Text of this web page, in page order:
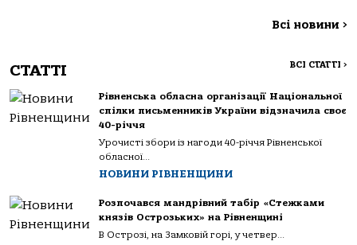
Всі новини >
СТАТТІ ВСІ СТАТТІ >
Рівненська обласна організації Національної
спілки письменників України відзначила своє
40-річчя
Урочисті збори із нагоди 40-річчя Рівненської
обласної...
НОВИНИ РІВНЕНЩИНИ
Розпочався мандрівний табір «Стежками
князів Острозьких» на Рівненщині
В Острозі, на Замковій горі, у четвер...